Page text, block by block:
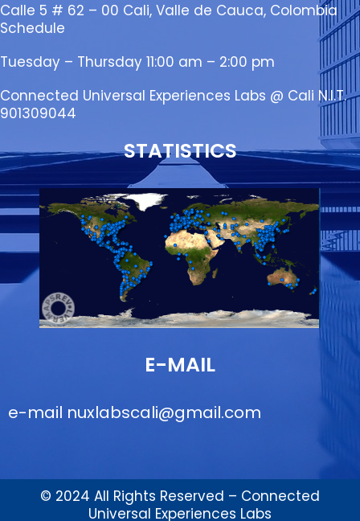
Calle 5 # 62 – 00 Cali, Valle de Cauca, Colombia
Schedule
Tuesday – Thursday 11:00 am – 2:00 pm
Connected Universal Experiences Labs @ Cali N.I.T.
901309044
STATISTICS
E-MAIL
e-mail nuxlabscali@gmail.com
© 2024 All Rights Reserved – Connected
Universal Experiences Labs